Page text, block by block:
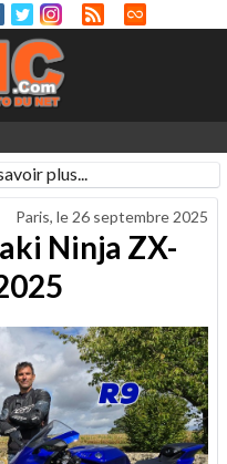
plus...
Paris, le 26 septembre 2025
Ninja ZX-